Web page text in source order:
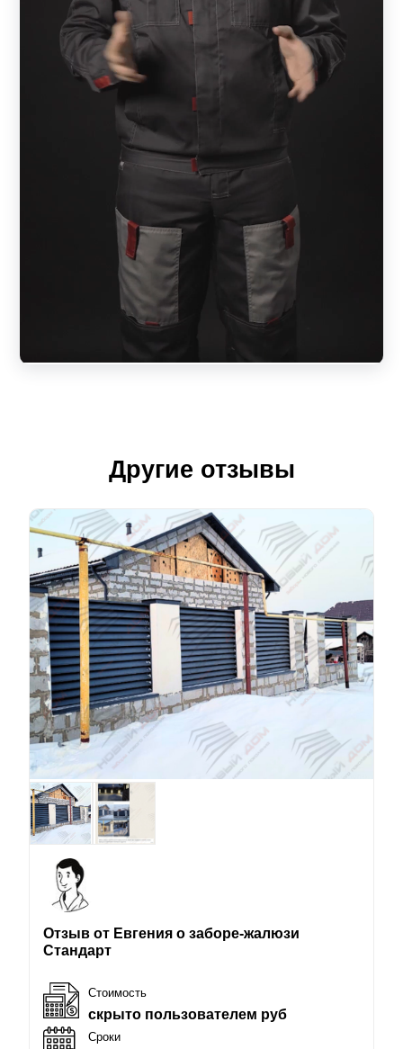
Другие отзывы
Отзыв от Евгения о заборе-жалюзи
Стандарт
Стоимость
скрыто пользователем руб
Сроки